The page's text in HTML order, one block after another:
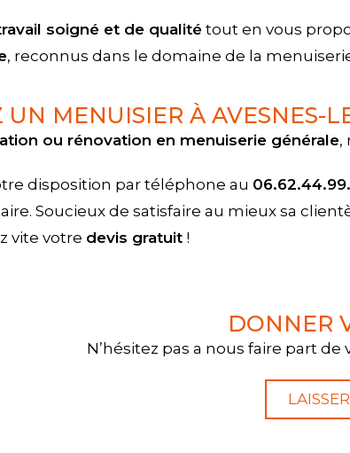
soigné et de qualité tout en vous
, reconnus dans le domaine de la
UN MENUISIER À AVESNES-
ou rénovation en menuiserie générale,
disposition par téléphone au
Soucieux de satisfaire au mieux sa
vite votre devis gratuit !
DONNER
N’hésitez pas a nous faire part